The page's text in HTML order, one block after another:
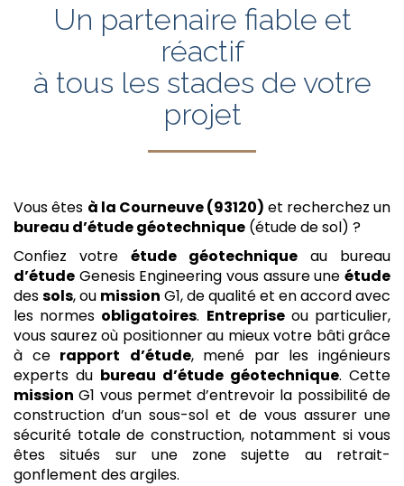
Un partenaire fiable et
réactif
à tous les stades de votre
projet
Vous êtes à la Courneuve (93120) et recherchez un
bureau d’étude géotechnique (étude de sol) ?
Confiez votre étude géotechnique au bureau
d’étude Genesis Engineering vous assure une étude
dessols, ou mission G1, de qualité et en accord avec
les normes obligatoires. Entrepriseou particulier,
vous saurez où positionner au mieux votre bâti grâce
à ce rapport d’étude, mené par les ingénieurs
experts du bureau d’étude géotechnique. Cette
mission G1 vous permet d’entrevoir la possibilité de
construction d’un sous-sol et de vous assurer une
sécurité totale de construction, notamment si vous
êtes situés sur une zone sujette au retrait-
gonflement des argiles.